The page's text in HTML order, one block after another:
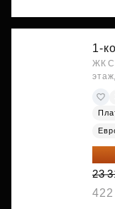
1-
ЖК
19
23
422